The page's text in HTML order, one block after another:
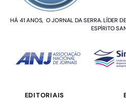
HÁ 41 ANOS, O JORNAL DA SERRA. LÍDER
ESPÍRITO
EDITORIAIS